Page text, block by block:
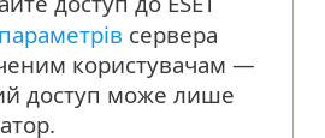
параметрів сервера
користувачам —
доступ може лише